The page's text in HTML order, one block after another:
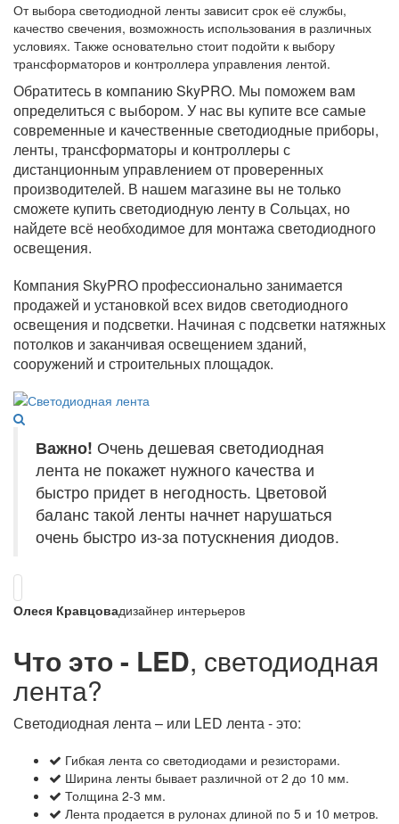
От выбора светодиодной ленты зависит срок её службы,
качество свечения, возможность использования в различных
условиях. Также основательно стоит подойти к выбору
трансформаторов и контроллера управления лентой.
Обратитесь в компанию SkyPRO. Мы поможем вам
определиться с выбором. У нас вы купите все самые
современные и качественные светодиодные приборы,
ленты, трансформаторы и контроллеры с
дистанционным управлением от проверенных
производителей. В нашем магазине вы не только
сможете купить светодиодную ленту в Сольцах, но
найдете всё необходимое для монтажа светодиодного
освещения.
Компания SkyPRO профессионально занимается
продажей и установкой всех видов светодиодного
освещения и подсветки. Начиная с подсветки натяжных
потолков и заканчивая освещением зданий,
сооружений и строительных площадок.
Важно! Очень дешевая светодиодная
лента не покажет нужного качества и
быстро придет в негодность. Цветовой
баланс такой ленты начнет нарушаться
очень быстро из-за потускнения диодов.
Олеся Кравцовадизайнер интерьеров
Что это - LED, светодиодная
лента?
Светодиодная лента – или LED лента - это:
Гибкая лента со светодиодами и резисторами.
Ширина ленты бывает различной от 2 до 10 мм.
Толщина 2-3 мм.
Лента продается в рулонах длиной по 5 и 10 метров.